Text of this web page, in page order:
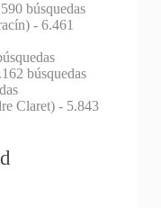
búsquedas
- 6.461
búsquedas
Claret)- 5.843